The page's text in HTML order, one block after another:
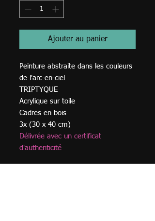
Ajouter au panier
Peinture abstraite dans les couleurs
de l'arc-en-ciel
TRIPTYQUE
Acrylique sur toile
Cadres en bois
3x (30 x 40 cm)
Délivrée avec un certificat
d'authenticité